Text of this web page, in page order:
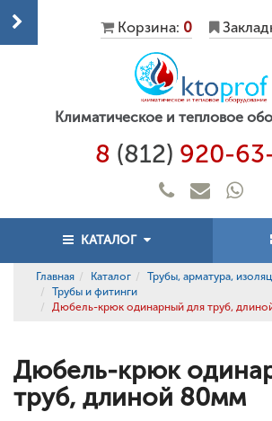
Корзина: 0
Климатическое и тепловое
8 (812) 920-
КАТАЛОГ
Главная Каталог
Трубы, арматура,
Трубы и фитинги
Дюбель-крюк одинарный для труб,
Дюбель-крюк
труб, длиной 80мм